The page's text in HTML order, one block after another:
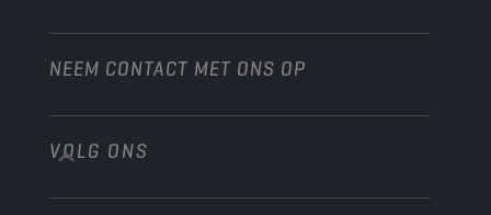
NEEM CONTACT MET ONS OP
info@championlubes.com
+32 3 870 00 20
VOLG ONS